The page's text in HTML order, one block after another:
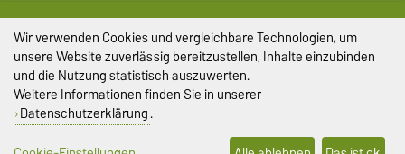
Impressum
Datenschutz
Barrierefreiheit
Cookie-Einstellungen
Wir verwenden Cookies und vergleichbare Technologien, um
unsere Website zuverlässig bereitzustellen, Inhalte einzubinden
und die Nutzung statistisch auszuwerten.
Weitere Informationen finden Sie in unserer
Datenschutzerklärung.